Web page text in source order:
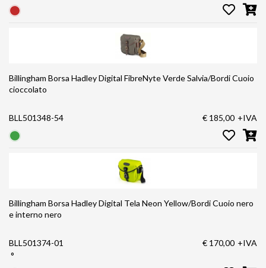
Billingham Borsa Hadley Digital FibreNyte Verde Salvia/Bordi Cuoio
cioccolato
BLL501348-54 € 185,00 +IVA
Billingham Borsa Hadley Digital Tela Neon Yellow/Bordi Cuoio nero
e interno nero
BLL501374-01
°
€ 170,00 +IVA